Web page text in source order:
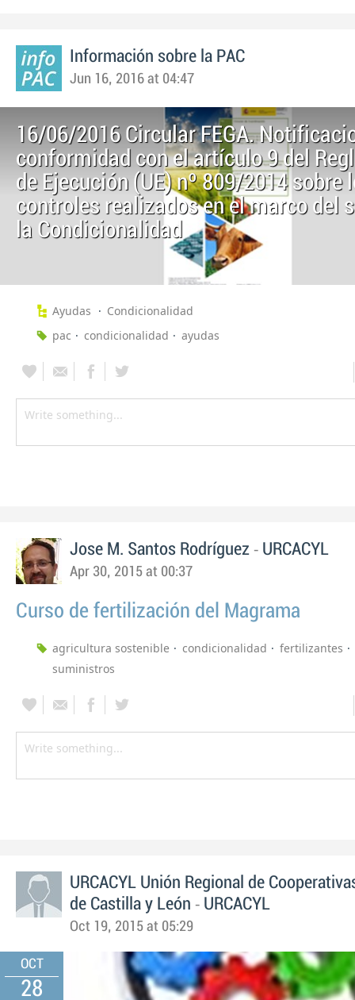
Información sobre la PAC
Jun 16, 2016 at 04:47
16/06/2016 Circular FEGA.
conformidad con el artículo 9 del
de Ejecución (UE) nº 809/2014 sobre
controles realizados en el marco del
la Condicionalidad
Ayudas
Condicionalidad
pac
condicionalidad ayudas
Jose M. Santos Rodríguez - URCACYL
Apr 30, 2015 at 00:37
Curso de fertilización del Magrama
agricultura sostenible condicionalidad
fertilizantes
suministros
URCACYL Unión Regional de
de Castilla y León - URCACYL
Oct 19, 2015 at 05:29
OCT
28